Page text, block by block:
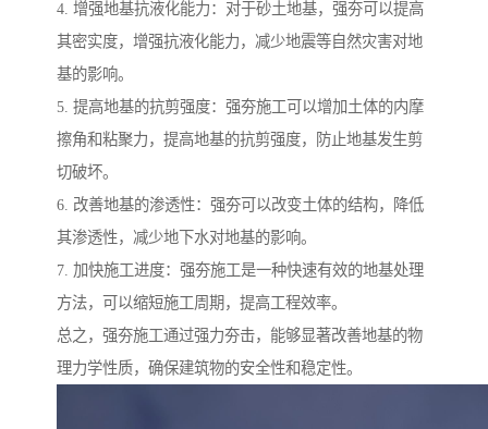
4. 增强地基抗液化能力：对于砂土地基，强夯可以提高
其密实度，增强抗液化能力，减少地震等自然灾害对地
基的影响。
5. 提高地基的抗剪强度：强夯施工可以增加土体的内摩
擦角和粘聚力，提高地基的抗剪强度，防止地基发生剪
切破坏。
6. 改善地基的渗透性：强夯可以改变土体的结构，降低
其渗透性，减少地下水对地基的影响。
7. 加快施工进度：强夯施工是一种快速有效的地基处理
方法，可以缩短施工周期，提高工程效率。
总之，强夯施工通过强力夯击，能够显著改善地基的物
理力学性质，确保建筑物的安全性和稳定性。